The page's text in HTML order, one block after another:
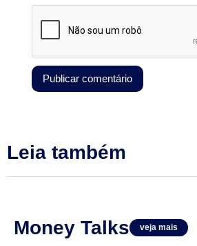
Leia também
Money Talks veja mais